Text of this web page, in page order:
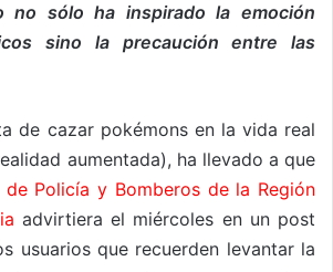
no sólo ha inspirado la emoción
sino la precaución entre las
de cazar pokémons en la vida real
aumentada), ha llevado a que
de Policía y Bomberos de la Región
advirtiera el miércoles en un post
usuarios que recuerden levantar la